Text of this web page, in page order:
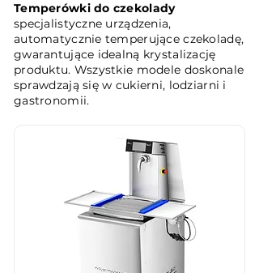
Temperówki do czekolady
specjalistyczne urządzenia,
automatycznie temperujące czekoladę,
gwarantujące idealną krystalizację
produktu. Wszystkie modele doskonale
sprawdzają się w cukierni, lodziarni i
gastronomii.